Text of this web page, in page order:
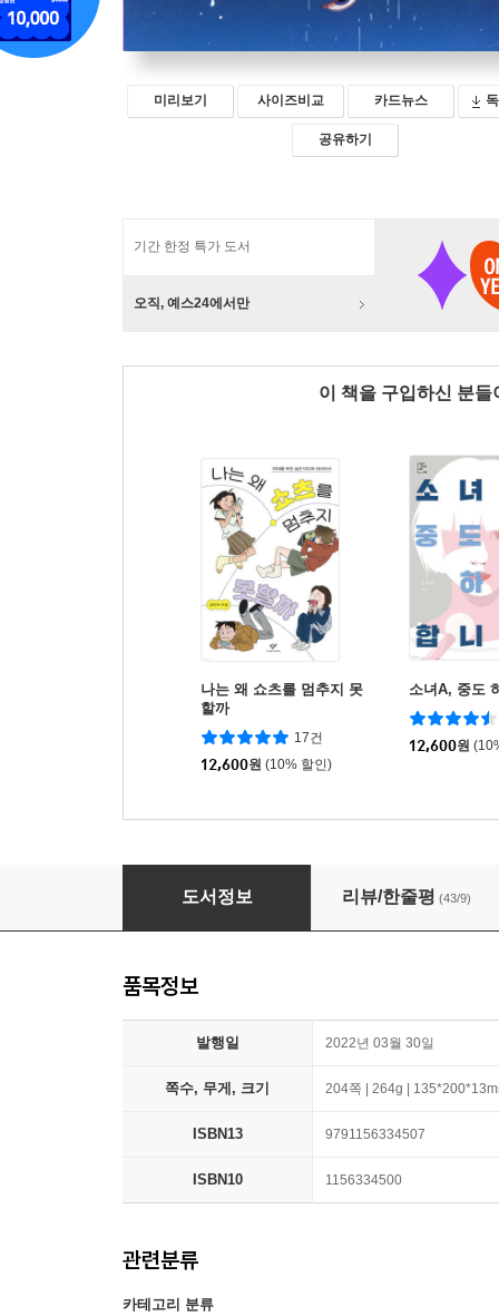
미리보기 사이즈비교 카드뉴스
공유하기
기간 한정 특가 도서
오직, 예스24에서만
이 책을 구입하신 분
나는 왜 쇼츠를 멈추지 못
할까
17건
12,600원 (10% 할인)
소녀A, 중도
12,600원
나를 지워줘
도서정보 리뷰/한줄평 (43/9)
품목정보
발행일 2022년 03월 30일
쪽수, 무게, 크기 204쪽 | 264g |
ISBN13 9791156334507
ISBN10 1156334500
관련분류
카테고리 분류